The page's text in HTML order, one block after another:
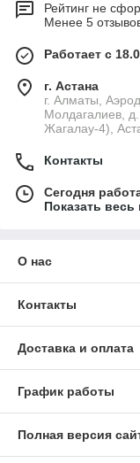
Рейтинг не
Менее 5
Работает с
г. Астана
г. Алматы,
Молдагалиев, д.
Жагалау-4),
Контакты
Сегодня
Показать
О нас
Контакты
Доставка и оплата
График работы
Полная версия